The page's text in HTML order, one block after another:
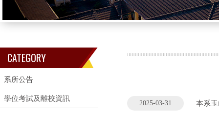
CATEGORY
系所公告
學位考試及離校資訊
2025-03-31 本系